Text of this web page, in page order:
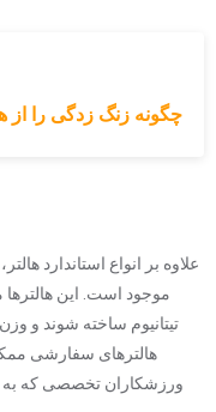
چگونه زنگ زدگی را از
علاوه بر انواع استاندارد
موجود است. این هالترها
تیتانیوم ساخته شوند و
هالترهای سفارشی
ورزشکاران تخصصی که به